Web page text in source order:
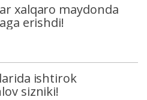
xalqaro maydonda
erishdi!
ishtirok
sizniki!